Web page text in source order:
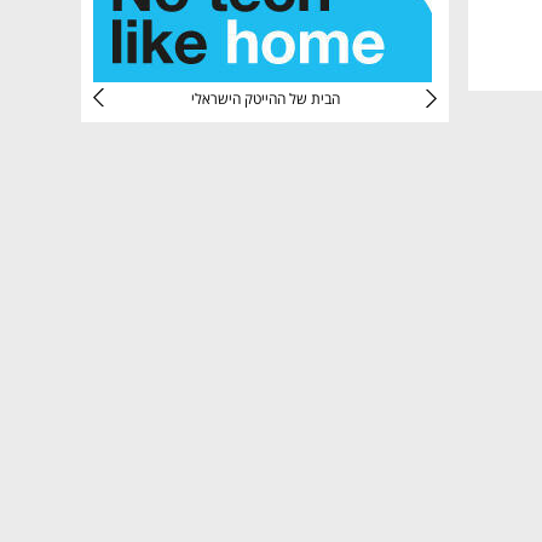
הבית של ההייטק הישראלי